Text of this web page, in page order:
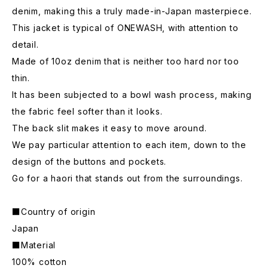
denim, making this a truly made-in-Japan masterpiece.
This jacket is typical of ONEWASH, with attention to
detail.
Made of 10oz denim that is neither too hard nor too
thin.
It has been subjected to a bowl wash process, making
the fabric feel softer than it looks.
The back slit makes it easy to move around.
We pay particular attention to each item, down to the
design of the buttons and pockets.
Go for a haori that stands out from the surroundings.
■Country of origin
Japan
■Material
100% cotton